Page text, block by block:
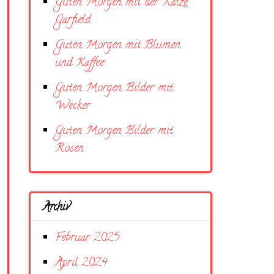
Garfield
Guten Morgen mit Blumen
und Kaffee
Guten Morgen Bilder mit
Wecker
Guten Morgen Bilder mit
Rosen
Archiv
Februar 2025
April 2024